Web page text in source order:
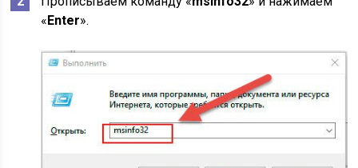
«Enter».